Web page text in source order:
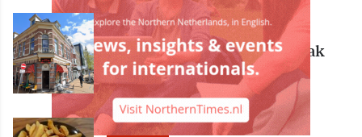
ECONOMIE
Bekende Groningse dönerzaak
Hasret failliet
ECONOMIE